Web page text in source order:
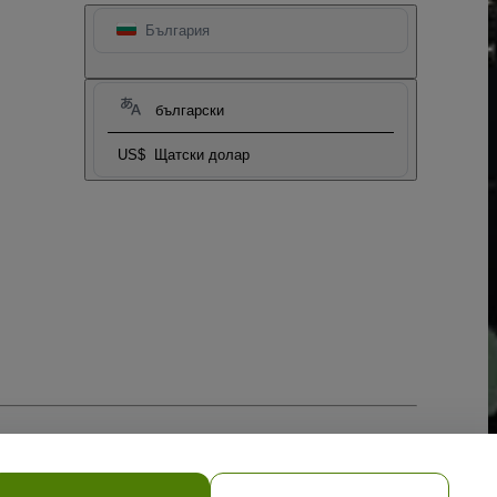
България
български
US$ Щатски долар
иМобилната политика за поверителност